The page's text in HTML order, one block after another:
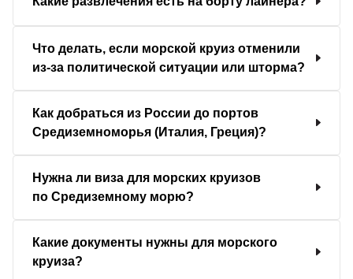
Что делать, если морской круиз отменили
из-за политической ситуации или шторма?
Как добраться из России до портов
Средиземноморья (Италия, Греция)?
Нужна ли виза для морских круизов
по Средиземному морю?
Какие документы нужны для морского
круиза?